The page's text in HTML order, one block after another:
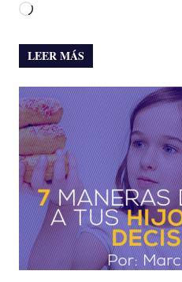
Cargando...
LEER MÁS